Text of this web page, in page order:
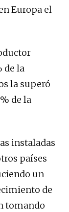
Europa el
de la
la superó
de la
instaladas
países
un
de
tomando